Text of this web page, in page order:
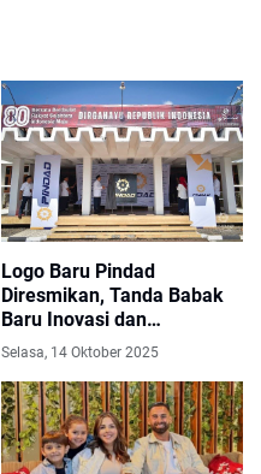
Logo Baru Pindad
Diresmikan, Tanda Babak
Baru Inovasi dan
Kemandirian Teknologi
Nasional
Selasa, 14 Oktober 2025